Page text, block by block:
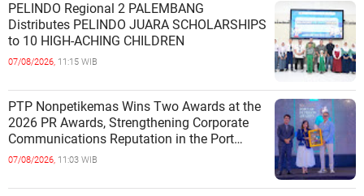
PELINDO Regional 2 PALEMBANG
Distributes PELINDO JUARA SCHOLARSHIPS
to 10 HIGH-ACHING CHILDREN
07/08/2026, 11:15 WIB
PTP Nonpetikemas Wins Two Awards at the
2026 PR Awards, Strengthening Corporate
Communications Reputation in the Port
Sector
07/08/2026, 11:03 WIB